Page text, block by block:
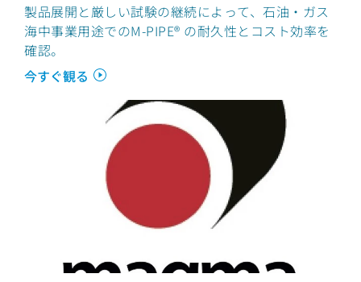
製品展開と厳しい試験の継続によって、石油・ガス
海中事業用途でのM-PIPE® の耐久性とコスト効率を
確認。
今すぐ観る